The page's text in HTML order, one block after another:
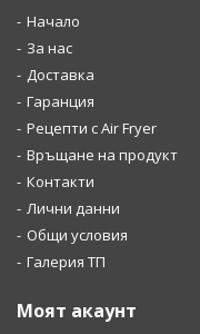
Начало
За нас
Доставка
Гаранция
Рецепти с Air Fryer
Връщане на продукт
Контакти
Лични данни
Общи условия
Галерия ТП
Моят акаунт